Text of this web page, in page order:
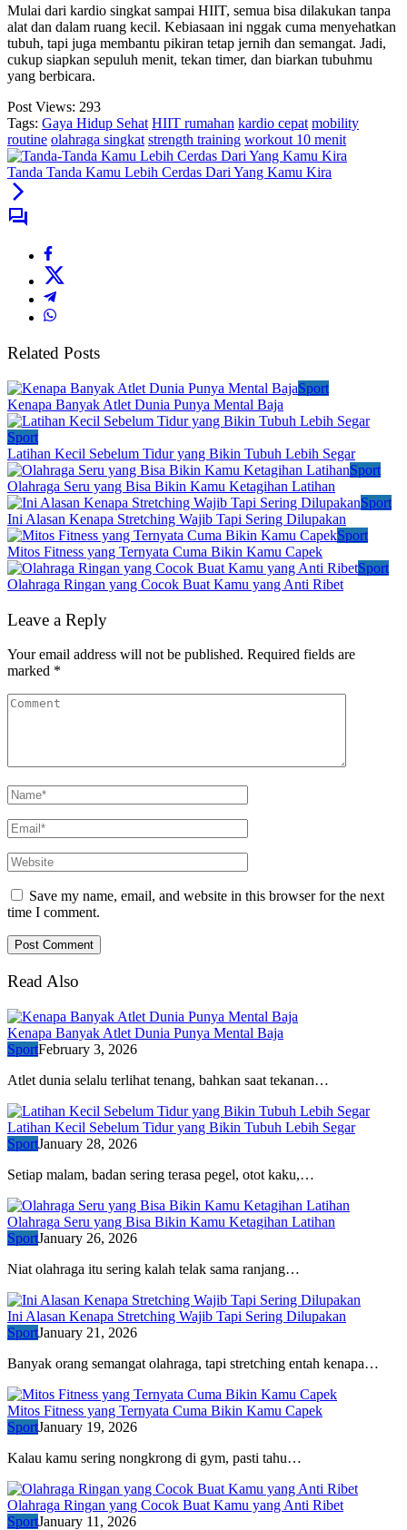
Mulai dari kardio singkat sampai HIIT, semua bisa dilakukan tanpa
alat dan dalam ruang kecil. Kebiasaan ini nggak cuma menyehatkan
tubuh, tapi juga membantu pikiran tetap jernih dan semangat. Jadi,
cukup siapkan sepuluh menit, tekan timer, dan biarkan tubuhmu
yang berbicara.
Post Views: 293
Tags: Gaya Hidup Sehat HIIT rumahan kardio cepat mobility
routine olahraga singkat strength training workout 10 menit
Tanda Tanda Kamu Lebih Cerdas Dari Yang Kamu Kira
Related Posts
Sport
Kenapa Banyak Atlet Dunia Punya Mental Baja
Sport
Latihan Kecil Sebelum Tidur yang Bikin Tubuh Lebih Segar
Sport
Olahraga Seru yang Bisa Bikin Kamu Ketagihan Latihan
Sport
Ini Alasan Kenapa Stretching Wajib Tapi Sering Dilupakan
Sport
Mitos Fitness yang Ternyata Cuma Bikin Kamu Capek
Sport
Olahraga Ringan yang Cocok Buat Kamu yang Anti Ribet
Leave a Reply
Your email address will not be published. Required fields are
marked *
Save my name, email, and website in this browser for the next
time I comment.
Read Also
Kenapa Banyak Atlet Dunia Punya Mental Baja
SportFebruary 3, 2026
Atlet dunia selalu terlihat tenang, bahkan saat tekanan…
Latihan Kecil Sebelum Tidur yang Bikin Tubuh Lebih Segar
SportJanuary 28, 2026
Setiap malam, badan sering terasa pegel, otot kaku,…
Olahraga Seru yang Bisa Bikin Kamu Ketagihan Latihan
SportJanuary 26, 2026
Niat olahraga itu sering kalah telak sama ranjang…
Ini Alasan Kenapa Stretching Wajib Tapi Sering Dilupakan
SportJanuary 21, 2026
Banyak orang semangat olahraga, tapi stretching entah kenapa…
Mitos Fitness yang Ternyata Cuma Bikin Kamu Capek
SportJanuary 19, 2026
Kalau kamu sering nongkrong di gym, pasti tahu…
Olahraga Ringan yang Cocok Buat Kamu yang Anti Ribet
SportJanuary 11, 2026